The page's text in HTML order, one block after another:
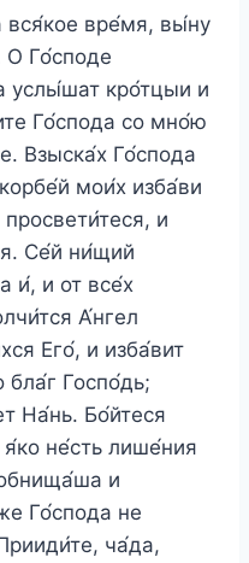
вся́кое вре́мя, вы́ну
О Го́споде
услы́шат кро́тцыи и
Го́спода со мно́ю
Взыска́х Го́спода
мои́х изба́ви
и
Се́й ни́щий
и́, и от все́х
А́нгел
Его́, и изба́вит
бла́г Госпо́дь;
На́нь. Бо́йтеся
не́сть лише́ния
и
Го́спода не
ча́да,